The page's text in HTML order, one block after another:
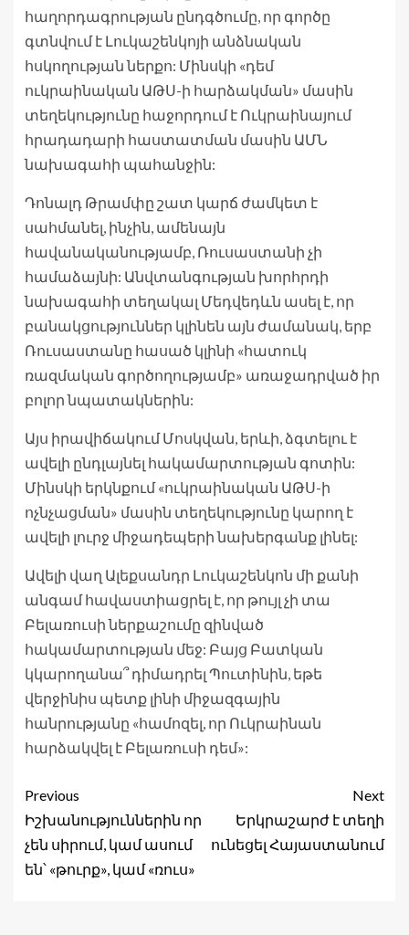
հաղորդագրության ընդգծումը, որ գործը
գտնվում է Լուկաշենկոյի անձնական
հսկողության ներքո: Մինսկի «դեմ
ուկրաինական ԱԹՍ-ի հարձակման» մասին
տեղեկությունը հաջորդում է Ուկրաինայում
հրադադարի հաստատման մասին ԱՄՆ
նախագահի պահանջին:
Դոնալդ Թրամփը շատ կարճ ժամկետ է
սահմանել, ինչին, ամենայն
հավանականությամբ, Ռուսաստանի չի
համաձայնի: Անվտանգության խորհրդի
նախագահի տեղակալ Մեդվեդևն ասել է, որ
բանակցություններ կլինեն այն ժամանակ, երբ
Ռուսաստանը հասած կլինի «հատուկ
ռազմական գործողությամբ» առաջադրված իր
բոլոր նպատակներին:
Այս իրավիճակում Մոսկվան, երևի, ձգտելու է
ավելի ընդլայնել հակամարտության գոտին:
Մինսկի երկնքում «ուկրաինական ԱԹՍ-ի
ոչնչացման» մասին տեղեկությունը կարող է
ավելի լուրջ միջադեպերի նախերգանք լինել:
Ավելի վաղ Ալեքսանդր Լուկաշենկոն մի քանի
անգամ հավաստիացրել է, որ թույլ չի տա
Բելառուսի ներքաշումը զինված
հակամարտության մեջ: Բայց Բատկան
կկարողանա՞ դիմադրել Պուտինին, եթե
վերջինիս պետք լինի միջազգային
հանրությանը «համոզել, որ Ուկրաինան
հարձակվել է Բելառուսի դեմ»:
Previous
Իշխանություններին որ
չեն սիրում, կամ ասում
են՝ «թուրք», կամ «ռուս»
Next
Երկրաշարժ է տեղի
ունեցել Հայաստանում